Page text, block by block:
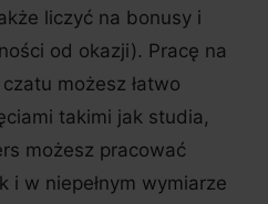
liczyć na bonusy i
od okazji). Pracę na
możesz łatwo
takimi jak studia,
możesz pracować
i w niepełnym wymiarze